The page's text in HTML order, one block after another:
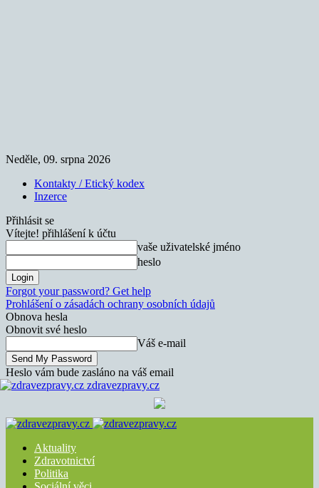
Neděle, 09. srpna 2026
Kontakty / Etický kodex
Inzerce
Přihlásit se
Vítejte! přihlášení k účtu
vaše uživatelské jméno
heslo
Forgot your password? Get help
Prohlášení o zásadách ochrany osobních údajů
Obnova hesla
Obnovit své heslo
Váš e-mail
Heslo vám bude zasláno na váš email
zdravezpravy.cz
Aktuality
Zdravotnictví
Politika